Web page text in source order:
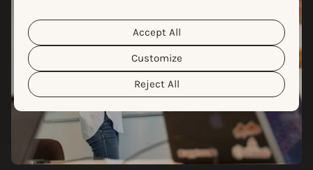
personal data and the different cookies we use, please
read our
Cookie Policy&Privacy Policy
customize your cookie settings and preferences by
clicking the “Customize” button.
Reject All
Customize
Accept All